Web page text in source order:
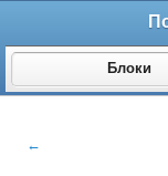
Блоки
←